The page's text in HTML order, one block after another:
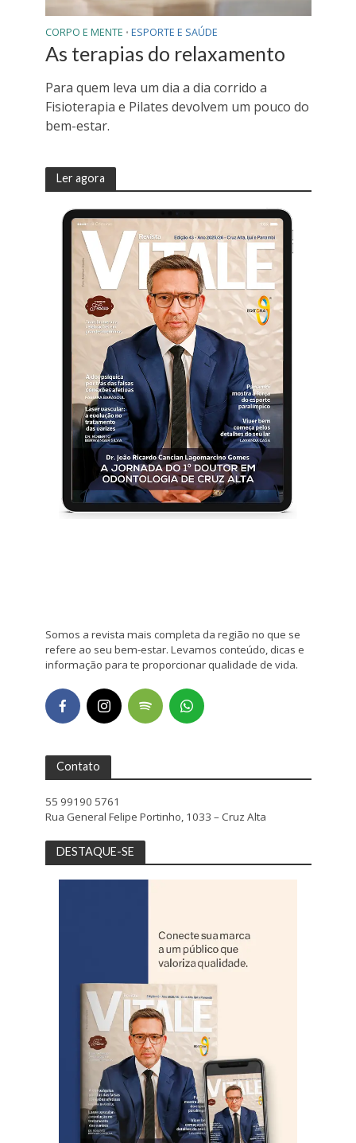
CORPO E MENTE • ESPORTE E SAÚDE
As terapias do relaxamento
Para quem leva um dia a dia corrido a
Fisioterapia e Pilates devolvem um pouco do
bem-estar.
Ler agora
Somos a revista mais completa da região no que se
refere ao seu bem-estar. Levamos conteúdo, dicas e
informação para te proporcionar qualidade de vida.
Contato
55 99190 5761
Rua General Felipe Portinho, 1033 – Cruz Alta
DESTAQUE-SE